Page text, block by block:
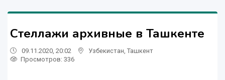
Стеллажи архивные в Ташкенте
09.11.2020, 20:02 Узбекистан Ташкент
Просмотров: 336